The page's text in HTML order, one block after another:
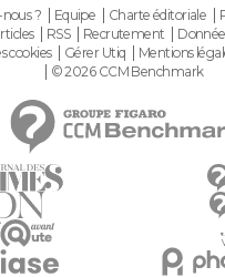
? Equipe Charte éditoriale
RSS Recrutement
cookies
Gérer Utiq Mentions
© 2026 CCM Benchmark